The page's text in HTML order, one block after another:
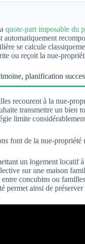
quote-part imposable du
automatiquement
se calcule
ou reçoit la nue-
planification
recourent à la nue-
transmettre un bien
limite
font de la nue-
un logement locatif
sur une maison
entre concubins ou
permet ainsi de